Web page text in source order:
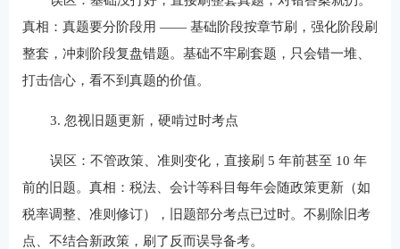
真相：真题要分阶段用 —— 基础阶段按章节刷，强化阶段刷
整套，冲刺阶段复盘错题。基础不牢刷套题，只会错一堆、
打击信心，看不到真题的价值。
3. 忽视旧题更新，硬啃过时考点
误区：不管政策、准则变化，直接刷 5 年前甚至 10 年
前的旧题。真相：税法、会计等科目每年会随政策更新（如
税率调整、准则修订），旧题部分考点已过时。不剔除旧考
点、不结合新政策，刷了反而误导备考。